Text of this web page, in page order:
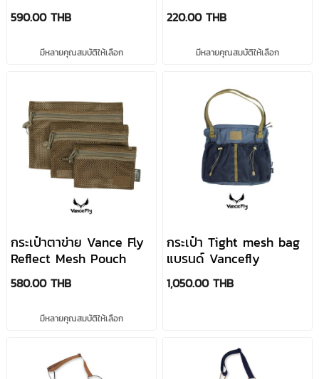
590.00 THB
มีหลายคุณสมบัติให้เลือก
2pair/set ตะขอแม่เหล็ก
ล็อกได้
220.00 THB
มีหลายคุณสมบัติให้เลือก
กระเป๋าตาข่าย Vance Fly
Reflect Mesh Pouch
580.00 THB
มีหลายคุณสมบัติให้เลือก
กระเป๋า Tight mesh bag
แบรนด์ Vancefly
1,050.00 THB